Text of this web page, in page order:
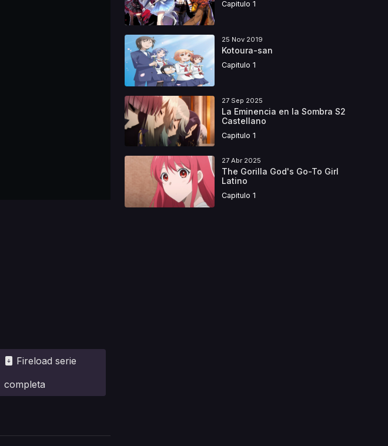
Fireload serie
completa
Capitulo 1
25 Nov 2019
Kotoura-san
Capitulo 1
27 Sep 2025
La Eminencia en la Sombra S2
Castellano
Capitulo 1
27 Abr 2025
The Gorilla God's Go-To Girl
Latino
Capitulo 1